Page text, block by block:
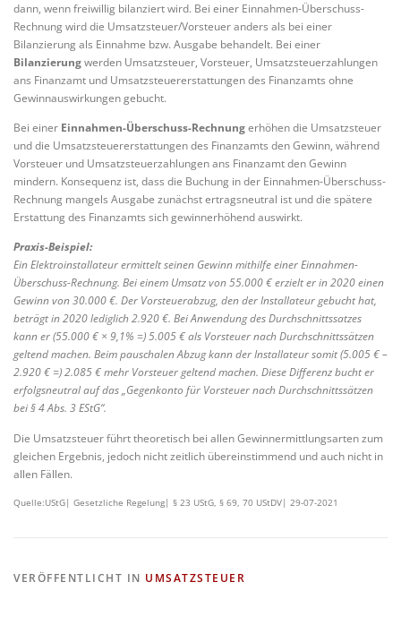
dann, wenn freiwillig bilanziert wird. Bei einer Einnahmen-Überschuss-
Rechnung wird die Umsatzsteuer/Vorsteuer anders als bei einer
Bilanzierung als Einnahme bzw. Ausgabe behandelt. Bei einer
Bilanzierungwerden Umsatzsteuer, Vorsteuer, Umsatzsteuerzahlungen
ans Finanzamt und Umsatzsteuererstattungen des Finanzamts ohne
Gewinnauswirkungen gebucht.
Bei einer Einnahmen-Überschuss-Rechnungerhöhen die Umsatzsteuer
und die Umsatzsteuererstattungen des Finanzamts den Gewinn, während
Vorsteuer und Umsatzsteuerzahlungen ans Finanzamt den Gewinn
mindern. Konsequenz ist, dass die Buchung in der Einnahmen-Überschuss-
Rechnung mangels Ausgabe zunächst ertragsneutral ist und die spätere
Erstattung des Finanzamts sich gewinnerhöhend auswirkt.
Praxis-Beispiel:
Ein Elektroinstallateur ermittelt seinen Gewinn mithilfe einer Einnahmen-
Überschuss-Rechnung. Bei einem Umsatz von 55.000 € erzielt er in 2020 einen
Gewinn von 30.000 €. Der Vorsteuerabzug, den der Installateur gebucht hat,
beträgt in 2020 lediglich 2.920 €. Bei Anwendung des Durchschnittssatzes
kann er (55.000 € × 9,1% =) 5.005 € als Vorsteuer nach Durchschnittssätzen
geltend machen. Beim pauschalen Abzug kann der Installateur somit (5.005 € –
2.920 € =) 2.085 € mehr Vorsteuer geltend machen. Diese Differenz bucht er
erfolgsneutral auf das „Gegenkonto für Vorsteuer nach Durchschnittssätzen
bei § 4 Abs. 3 EStG“.
Die Umsatzsteuer führt theoretisch bei allen Gewinnermittlungsarten zum
gleichen Ergebnis, jedoch nicht zeitlich übereinstimmend und auch nicht in
allen Fällen.
Quelle:UStG| Gesetzliche Regelung| § 23 UStG, § 69, 70 UStDV| 29-07-2021
VERÖFFENTLICHT IN UMSATZSTEUER